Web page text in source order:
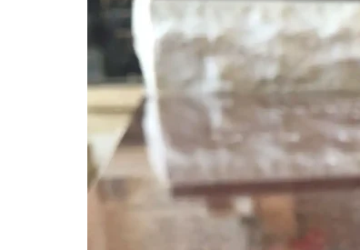
לפרטים וליצירת קשר